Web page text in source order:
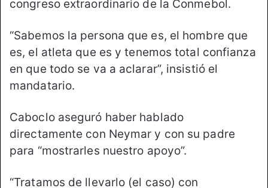
congreso extraordinario de la Conmebol.
“Sabemos la persona que es, el hombre que
es, el atleta que es y tenemos total confianza
en que todo se va a aclarar”, insistió el
mandatario.
Caboclo aseguró haber hablado
directamente con Neymar y con su padre
para “mostrarles nuestro apoyo”.
“Tratamos de llevarlo (el caso) con